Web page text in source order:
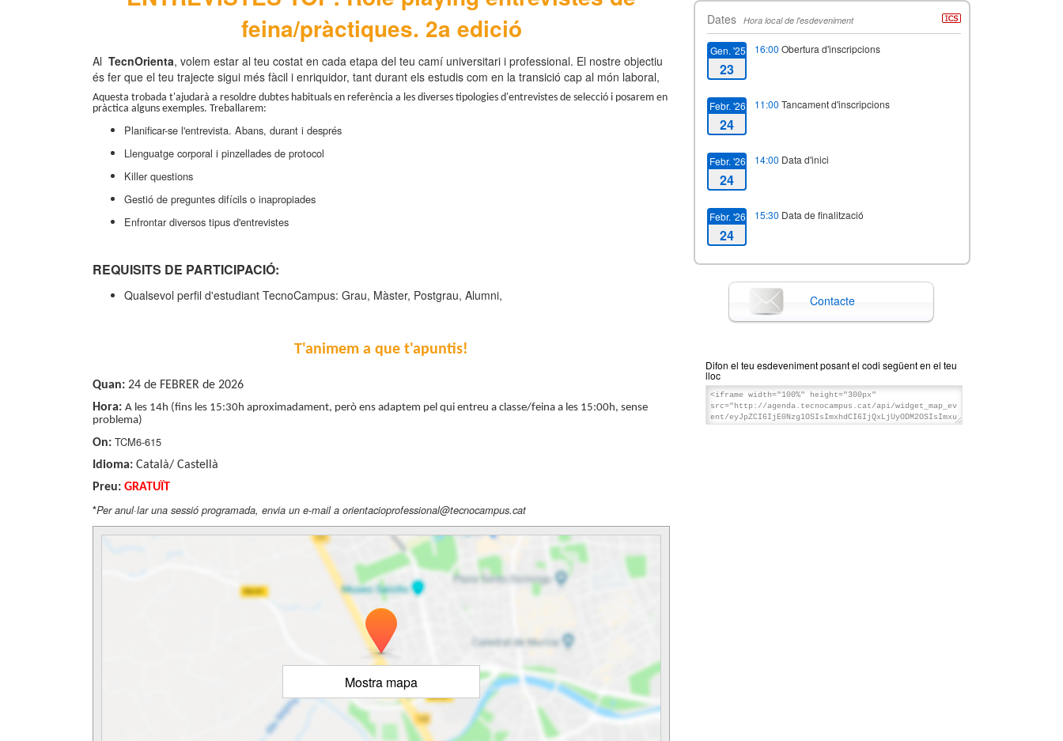
feina/pràctiques. 2a edició
Al TecnOrienta, volem estar al teu costat en cada etapa del teu camí universitari i professional. El nostre objectiu
és fer que el teu trajecte sigui més fàcil i enriquidor, tant durant els estudis com en la transició cap al món laboral,
Aquesta trobada t'ajudarà a resoldre dubtes habituals en referència a les diverses tipologies d'entrevistes de selecció i posarem en
pràctica alguns exemples. Treballarem:
Planificar-se l'entrevista. Abans, durant i després
Llenguatge corporal i pinzellades de protocol
Killer questions
Gestió de preguntes difícils o inapropiades
Enfrontar diversos tipus d'entrevistes
REQUISITS DE PARTICIPACIÓ:
Qualsevol perfil d'estudiant TecnoCampus: Grau, Màster, Postgrau, Alumni,
T'animem a que t'apuntis!
Quan: 24 de FEBRER de 2026
Hora: A les 14h (fins les 15:30h aproximadament, però ens adaptem pel qui entreu a classe/feina a les 15:00h, sense
problema)
On: TCM6-615
Idioma: Català/ Castellà
Preu: GRATUÏT
*Per anul·lar una sessió programada, envia un e-mail a orientacioprofessional@tecnocampus.cat
Mostra mapa
Dates Hora local de l'esdeveniment
Gen. '25
23
16:00 Obertura d'inscripcions
Febr. '26
24
11:00 Tancament d'inscripcions
Febr. '26
24
14:00 Data d'inici
Febr. '26
24
15:30 Data de finalització
Contacte
Difon el teu esdeveniment posant el codi següent en el teu
lloc